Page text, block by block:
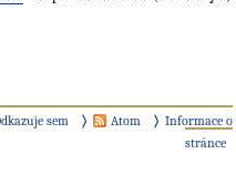
sem Atom
Informace o
stránce